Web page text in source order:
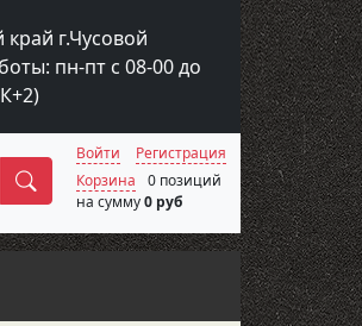
г.Чусовой
пн-пт с 08-00 до
Поиск
Войти
Регистрация
Корзина
0 позиций
на сумму0 руб